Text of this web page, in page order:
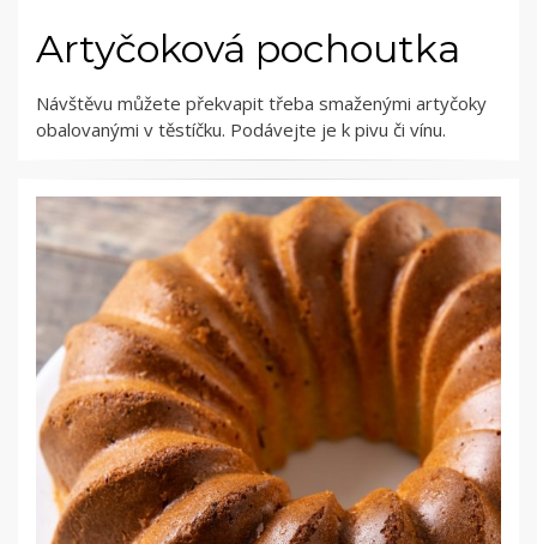
Artyčoková pochoutka
Návštěvu můžete překvapit třeba smaženými artyčoky
obalovanými v těstíčku. Podávejte je k pivu či vínu.